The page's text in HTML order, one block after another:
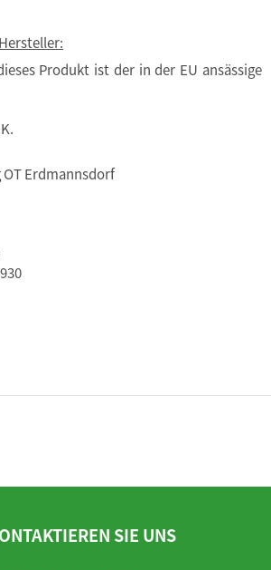
Produkt ist der in der EU ansässige
OT Erdmannsdorf
SIE UNS